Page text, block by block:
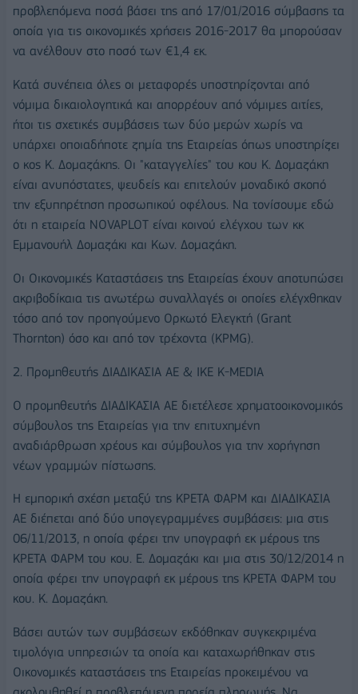
προβλεπόμενα ποσά βάσει της από 17/01/2016 σύμβασης τα
οποία για τις οικονομικές χρήσεις 2016-2017 θα μπορούσαν
να ανέλθουν στο ποσό των €1,4 εκ.
Κατά συνέπεια όλες οι μεταφορές υποστηρίζονται από
νόμιμα δικαιολογητικά και απορρέουν από νόμιμες αιτίες,
ήτοι τις σχετικές συμβάσεις των δύο μερών χωρίς να
υπάρχει οποιαδήποτε ζημία της Εταιρείας όπως υποστηρίζει
ο κος Κ. Δομαζάκης. Οι "καταγγελίες" του κου Κ. Δομαζάκη
είναι ανυπόστατες, ψευδείς και επιτελούν μοναδικό σκοπό
την εξυπηρέτηση προσωπικού οφέλους. Να τονίσουμε εδώ
ότι η εταιρεία NOVAPLOT είναι κοινού ελέγχου των κκ
Εμμανουήλ Δομαζάκι και Κων. Δομαζάκη.
Οι Οικονομικές Καταστάσεις της Εταιρείας έχουν αποτυπώσει
ακριβοδίκαια τις ανωτέρω συναλλαγές οι οποίες ελέγχθηκαν
τόσο από τον προηγούμενο Ορκωτό Ελεγκτή (Grant
Thornton) όσο και από τον τρέχοντα (KPMG).
2. Προμηθευτής ΔΙΑΔΙΚΑΣΙΑ ΑΕ & ΙΚΕ K-MEDIA
Ο προμηθευτής ΔΙΑΔΙΚΑΣΙΑ ΑΕ διετέλεσε χρηματοοικονομικός
σύμβουλος της Εταιρείας για την επιτυχημένη
αναδιάρθρωση χρέους και σύμβουλος για την χορήγηση
νέων γραμμών πίστωσης.
Η εμπορική σχέση μεταξύ της ΚΡΕΤΑ ΦΑΡΜ και ΔΙΑΔΙΚΑΣΙΑ
ΑΕ διέπεται από δύο υπογεγραμμένες συμβάσεις: μια στις
06/11/2013, η οποία φέρει την υπογραφή εκ μέρους της
ΚΡΕΤΑ ΦΑΡΜ του κου. Ε. Δομαζάκι και μια στις 30/12/2014 η
οποία φέρει την υπογραφή εκ μέρους της ΚΡΕΤΑ ΦΑΡΜ του
κου. Κ. Δομαζάκη.
Βάσει αυτών των συμβάσεων εκδόθηκαν συγκεκριμένα
τιμολόγια υπηρεσιών τα οποία και καταχωρήθηκαν στις
Οικονομικές καταστάσεις της Εταιρείας προκειμένου να